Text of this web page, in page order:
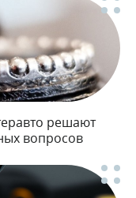
решают
вопросов